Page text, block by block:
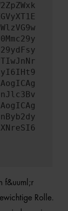
f&uuml;r
Rolle.